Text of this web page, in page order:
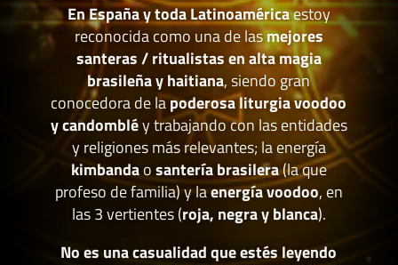
En España y toda Latinoaméricaestoy
reconocida como una de lasmejores
santeras / ritualistas en alta magia
brasileña y haitiana, siendo gran
conocedora de lapoderosa liturgia voodoo
y candombléy trabajando con las entidades
y religiones más relevantes; la energía
kimbandaosantería brasilera(la que
profeso de familia) y laenergía voodoo, en
las 3 vertientes (roja, negra y blanca).
No es una casualidad que estés leyendo